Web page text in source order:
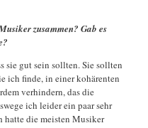
zusammen? Gab es
sie gut sein sollten. Sie sollten
ich finde, in einer kohärenten
verhindern, das die
ich leider ein paar sehr
hatte die meisten Musiker